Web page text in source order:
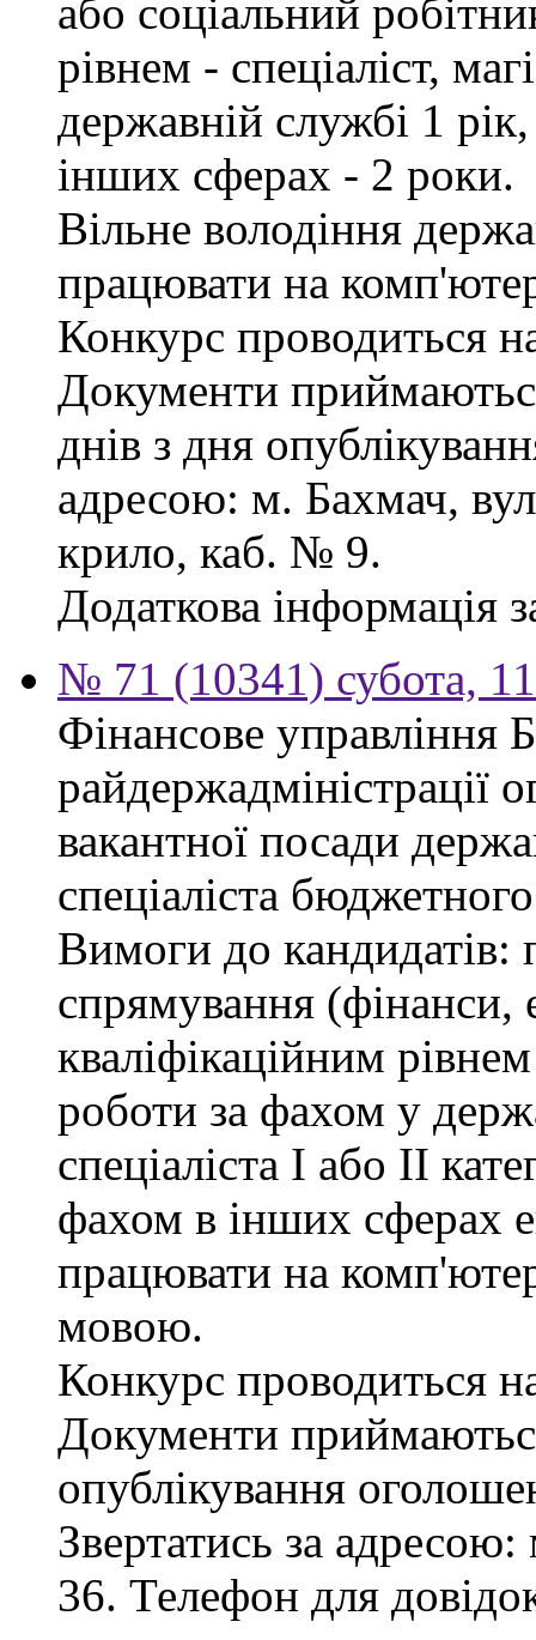
або соціальний
рівнем - спеціаліст,
державній службі 1
інших сферах - 2 роки.
Вільне володіння
працювати на
Конкурс проводиться
Документи
днів з дня
адресою: м. Бахмач,
крило, каб. № 9.
Додаткова інформація
№ 71 (10341) субота,
Фінансове управління
райдержадміністрації
вакантної посади
спеціаліста бюджетного
Вимоги до кандидатів:
спрямування (фінанси,
кваліфікаційним
роботи за фахом у
спеціаліста І або ІІ
фахом в інших сферах
працювати на
мовою.
Конкурс проводиться
Документи
опублікування
Звертатись за
36. Телефон для